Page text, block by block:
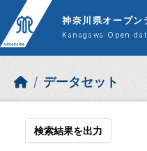
Skip to main content
神奈川県オープン
Kanagawa Open
データセット
検索結果を出力